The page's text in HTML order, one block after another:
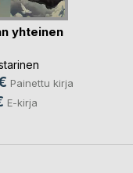
yhteinen
Painettu kirja
E-kirja